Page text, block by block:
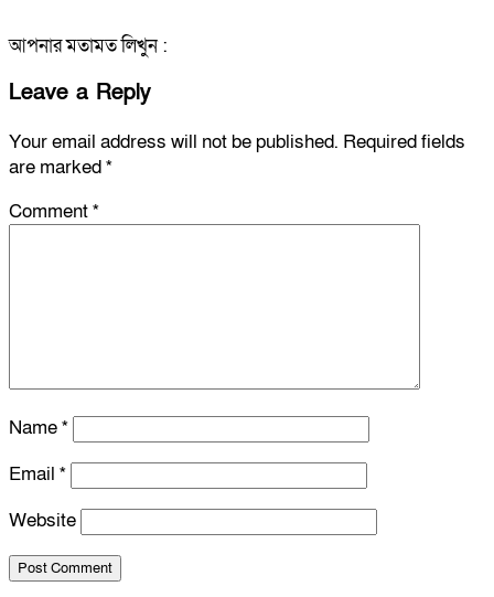
আপনার মতামত লিখুন :
Leave a Reply
Your email address will not be published. Required fields
are marked*
Comment*
Name*
Email *
Website